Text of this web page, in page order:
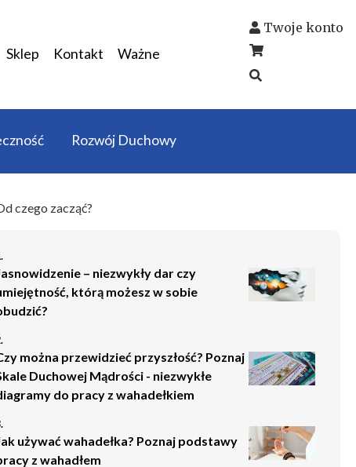
Sklep Kontakt Ważne
Twoje konto
Rozwój Duchowy
czego zacząć?
– niezwykły dar czy
którą możesz w sobie
można przewidzieć przyszłość? Poznaj
Duchowej Mądrości - niezwykłe
do pracy z wahadełkiem
używać wahadełka? Poznaj podstawy
z wahadłem